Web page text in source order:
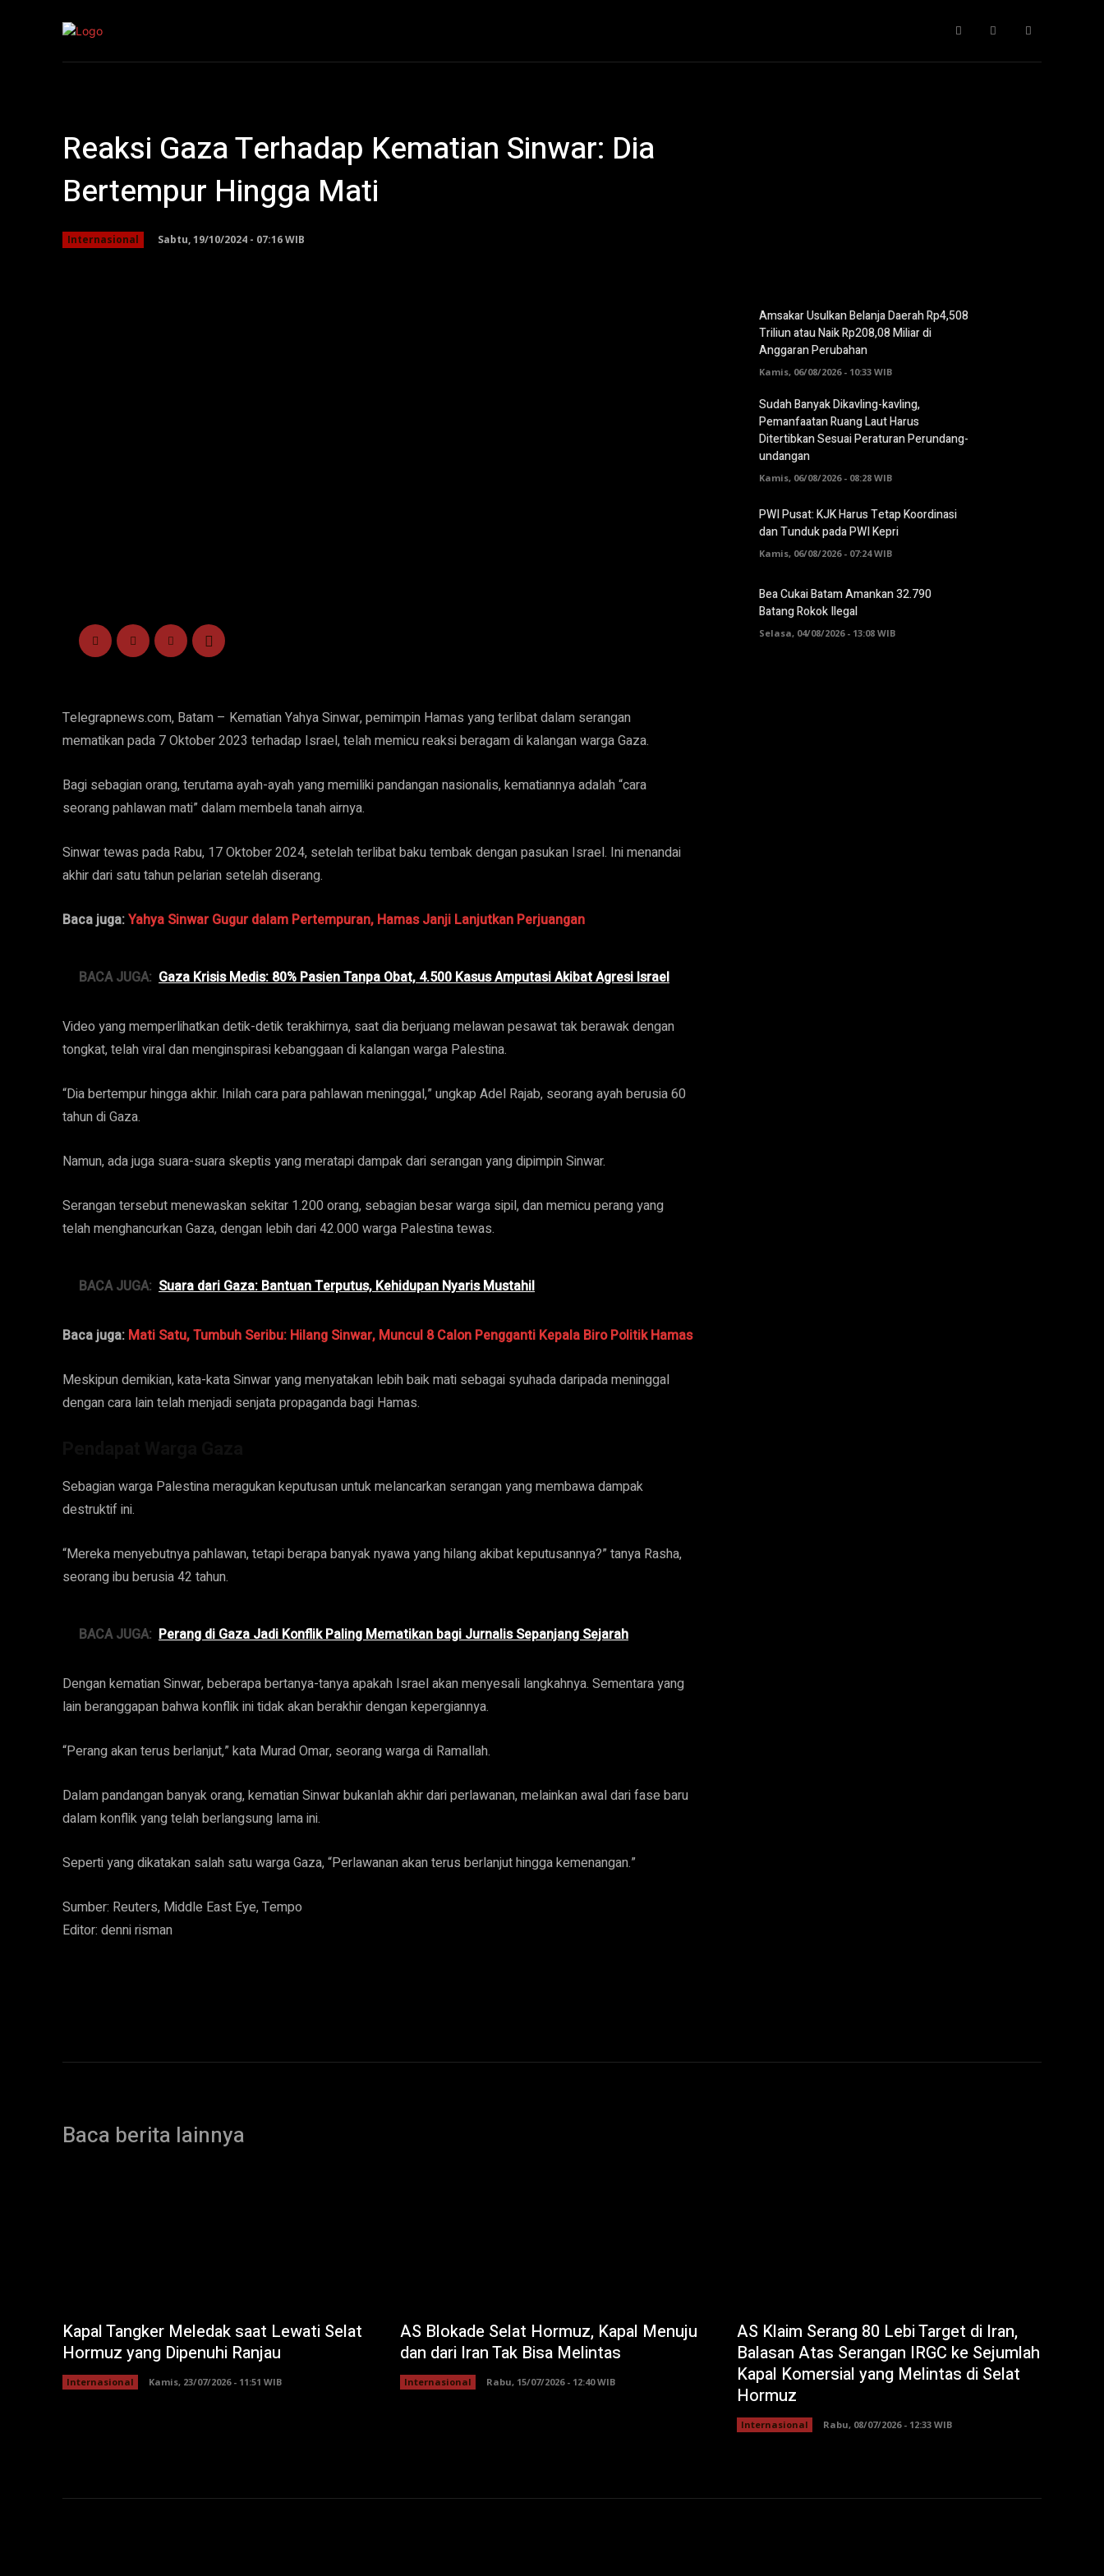
Pendidikan More
Reaksi Gaza Terhadap Kematian Sinwar: Dia
Bertempur Hingga Mati
Internasional Sabtu, 19/10/2024 - 07:16 WIB
Telegrapnews.com, Batam – Kematian Yahya Sinwar, pemimpin Hamas yang terlibat dalam serangan
mematikan pada 7 Oktober 2023 terhadap Israel, telah memicu reaksi beragam di kalangan warga Gaza.
Bagi sebagian orang, terutama ayah-ayah yang memiliki pandangan nasionalis, kematiannya adalah “cara
seorang pahlawan mati” dalam membela tanah airnya.
Sinwar tewas pada Rabu, 17 Oktober 2024, setelah terlibat baku tembak dengan pasukan Israel. Ini menandai
akhir dari satu tahun pelarian setelah diserang.
Baca juga:Yahya Sinwar Gugur dalam Pertempuran, Hamas Janji Lanjutkan Perjuangan
BACA JUGA: Gaza Krisis Medis: 80% Pasien Tanpa Obat, 4.500 Kasus Amputasi Akibat Agresi Israel
Video yang memperlihatkan detik-detik terakhirnya, saat dia berjuang melawan pesawat tak berawak dengan
tongkat, telah viral dan menginspirasi kebanggaan di kalangan warga Palestina.
“Dia bertempur hingga akhir. Inilah cara para pahlawan meninggal,” ungkap Adel Rajab, seorang ayah berusia 60
tahun di Gaza.
Namun, ada juga suara-suara skeptis yang meratapi dampak dari serangan yang dipimpin Sinwar.
Serangan tersebut menewaskan sekitar 1.200 orang, sebagian besar warga sipil, dan memicu perang yang
telah menghancurkan Gaza, dengan lebih dari 42.000 warga Palestina tewas.
BACA JUGA: Suara dari Gaza: Bantuan Terputus, Kehidupan Nyaris Mustahil
Baca juga: Mati Satu, Tumbuh Seribu: Hilang Sinwar, Muncul 8 Calon Pengganti Kepala Biro Politik Hamas
Meskipun demikian, kata-kata Sinwar yang menyatakan lebih baik mati sebagai syuhada daripada meninggal
dengan cara lain telah menjadi senjata propaganda bagi Hamas.
Sebagian warga Palestina meragukan keputusan untuk melancarkan serangan yang membawa dampak
destruktif ini.
“Mereka menyebutnya pahlawan, tetapi berapa banyak nyawa yang hilang akibat keputusannya?” tanya Rasha,
seorang ibu berusia 42 tahun.
BACA JUGA: Perang di Gaza Jadi Konflik Paling Mematikan bagi Jurnalis Sepanjang Sejarah
Dengan kematian Sinwar, beberapa bertanya-tanya apakah Israel akan menyesali langkahnya. Sementara yang
lain beranggapan bahwa konflik ini tidak akan berakhir dengan kepergiannya.
“Perang akan terus berlanjut,” kata Murad Omar, seorang warga di Ramallah.
Dalam pandangan banyak orang, kematian Sinwar bukanlah akhir dari perlawanan, melainkan awal dari fase baru
dalam konflik yang telah berlangsung lama ini.
Seperti yang dikatakan salah satu warga Gaza, “Perlawanan akan terus berlanjut hingga kemenangan.”
Sumber: Reuters, Middle East Eye, Tempo
Editor: denni risman
Amsakar Usulkan Belanja Daerah Rp4,508
Triliun atau Naik Rp208,08 Miliar di
Anggaran Perubahan
Kamis, 06/08/2026 - 10:33 WIB
Sudah Banyak Dikavling-kavling,
Pemanfaatan Ruang Laut Harus
Ditertibkan Sesuai Peraturan Perundang-
undangan
Kamis, 06/08/2026 - 08:28 WIB
PWI Pusat: KJK Harus Tetap Koordinasi
dan Tunduk pada PWI Kepri
Kamis, 06/08/2026 - 07:24 WIB
Bea Cukai Batam Amankan 32.790
Batang Rokok Ilegal
Selasa, 04/08/2026 - 13:08 WIB
Baca berita lainnya
Kapal Tangker Meledak saat Lewati Selat
Hormuz yang Dipenuhi Ranjau
Internasional Kamis, 23/07/2026 - 11:51 WIB
AS Blokade Selat Hormuz, Kapal Menuju
dan dari Iran Tak Bisa Melintas
Internasional Rabu, 15/07/2026 - 12:40 WIB
AS Klaim Serang 80 Lebi Target di Iran,
Balasan Atas Serangan IRGC ke Sejumlah
Kapal Komersial yang Melintas di Selat
Hormuz
Internasional Rabu, 08/07/2026 - 12:33 WIB